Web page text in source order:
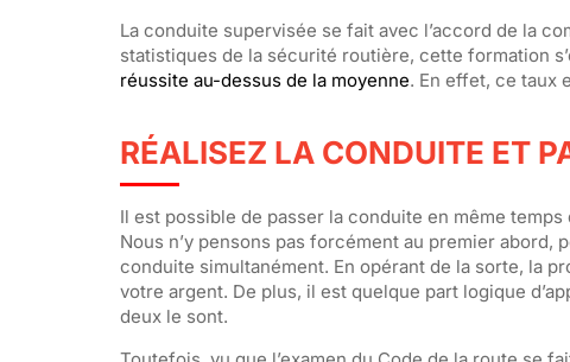
La conduite supervisée se fait avec l’accord de la
statistiques de la sécurité routière, cette formation
réussite au-dessus de la moyenne. En effet, ce taux
RÉALISEZ LA CONDUITE ET
Il est possible de passer la conduite en même
Nous n’y pensons pas forcément au premier
conduite simultanément. En opérant de la sorte, la
votre argent. De plus, il est quelque part logique
deux le sont.